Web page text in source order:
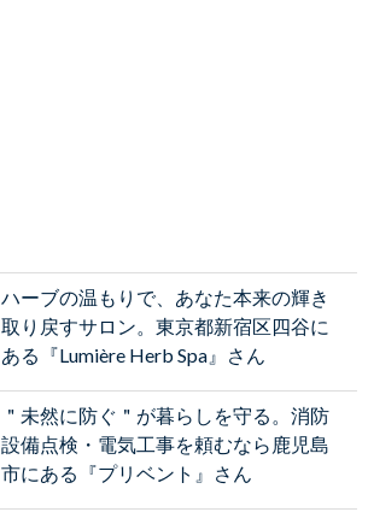
ハーブの温もりで、あなた本来の輝き
取り戻すサロン。東京都新宿区四谷に
ある『Lumière Herb Spa』さん
＂未然に防ぐ＂が暮らしを守る。消防
設備点検・電気工事を頼むなら鹿児島
市にある『プリベント』さん